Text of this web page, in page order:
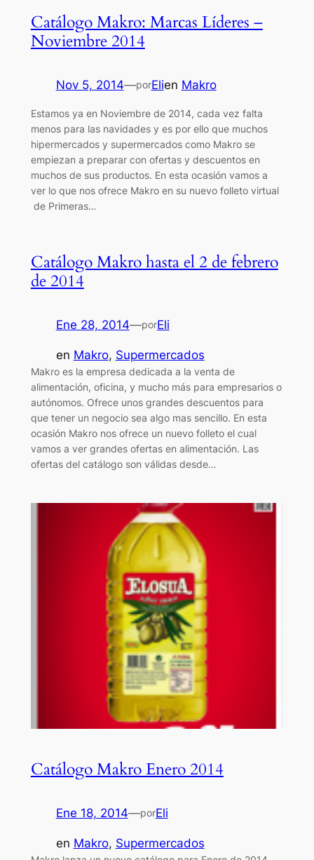
Catálogo Makro: Marcas Líderes –
Noviembre 2014
Nov 5, 2014—porElien Makro
Estamos ya en Noviembre de 2014, cada vez falta
menos para las navidades y es por ello que muchos
hipermercados y supermercados como Makro se
empiezan a preparar con ofertas y descuentos en
muchos de sus productos. En esta ocasión vamos a
ver lo que nos ofrece Makro en su nuevo folleto virtual
de Primeras…
Catálogo Makro hasta el 2 de febrero
de 2014
Ene 28, 2014—porEli
en Makro, Supermercados
Makro es la empresa dedicada a la venta de
alimentación, oficina, y mucho más para empresarios o
autónomos. Ofrece unos grandes descuentos para
que tener un negocio sea algo mas sencillo. En esta
ocasión Makro nos ofrece un nuevo folleto el cual
vamos a ver grandes ofertas en alimentación. Las
ofertas del catálogo son válidas desde…
Catálogo Makro Enero 2014
Ene 18, 2014—porEli
en Makro, Supermercados